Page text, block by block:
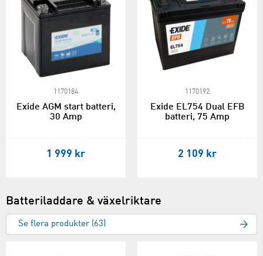
1170184
Exide AGM start batteri,
30 Amp
1 999 kr
1170192
Exide EL754 Dual EFB
batteri, 75 Amp
2 109 kr
Batteriladdare & växelriktare
Se flera produkter (63)